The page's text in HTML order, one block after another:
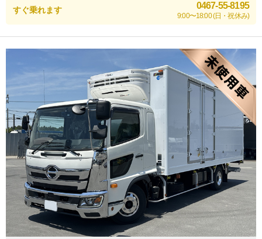
すぐ乗れます 0467-55-8195
9:00〜18:00 (日・祝休み)